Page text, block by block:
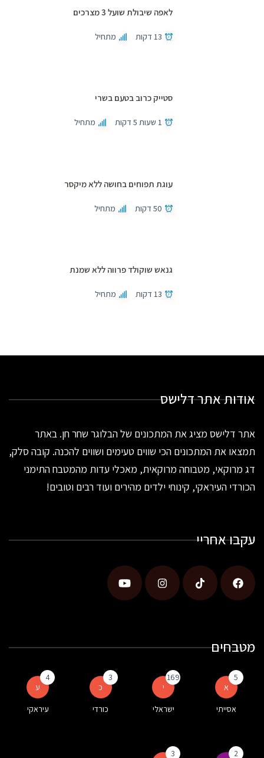
לאפה שיבולת שועל 3 מצרכים
13 דקות מתחיל
סטייק כרוב בטעם בשרי
1 שעות 5 דקות מתחיל
עוגת תפוחים בחושה ללא מיקסר
50 דקות מתחיל
גנאש שוקולד פרווה ללא שמנת
13 דקות מתחיל
אודות אתר דלישס
אתר דלישס מציג את המתכונים של הבלוגר שחר חן. באתר
תמצאו את המתכונים הכי שווים טעימים ושווים להכנה. קובה סלק,
דג מרוקאי, מטבוחה מרוקאית, מאכלי עדות מהמטבח התימני
הכורדי העיראקי, קינוחי ילדים מהירים ועוד רבים וטובים!
עקבו אחריי
מטבחים
א
5
אסייתי
י
169
ישראלי
כ
3
כורדי
ע
4
עיראקי
2
3